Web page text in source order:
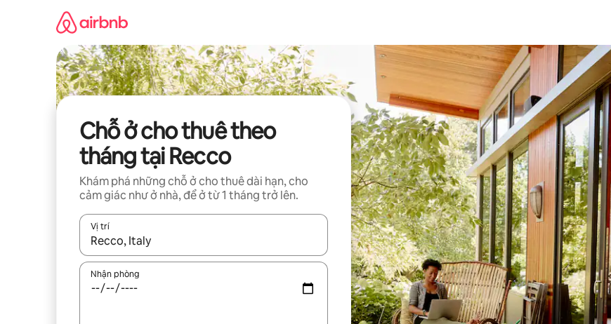
Chỗ ở cho thuê theo
tháng tại Recco
Khám phá những chỗ ở cho thuê dài hạn, cho
cảm giác như ở nhà, để ở từ 1 tháng trở lên.
Vị trí
Khi có kết quả, hãy điều hướng bằng phím mũi tên lên và xuống hoặc khám phá bằng các thao tác chạm hoặc vuốt.
Nhận phòng